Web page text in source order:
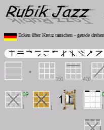
Ecken über Kreuz tauschen - gerade drehen